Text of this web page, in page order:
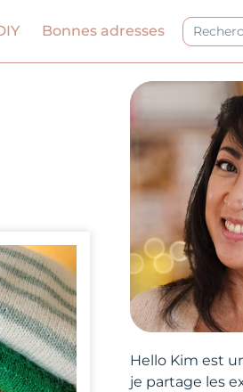
Bonnes adresses
Hello Kim est
je partage les